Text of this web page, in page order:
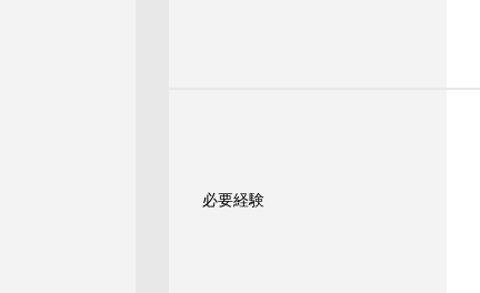
必要経験